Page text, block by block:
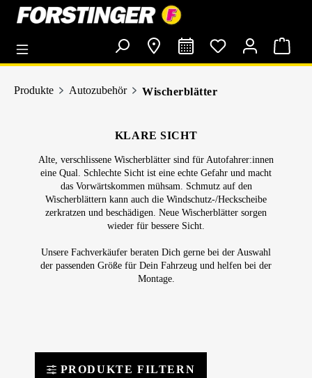
springen
Produkte Autozubehör Wischerblätter
KLARE SICHT
Alte, verschlissene Wischerblätter sind für Autofahrer:innen
eine Qual. Schlechte Sicht ist eine echte Gefahr und macht
das Vorwärtskommen mühsam. Schmutz auf den
Wischerblättern kann auch die Windschutz-/Heckscheibe
zerkratzen und beschädigen. Neue Wischerblätter sorgen
wieder für bessere Sicht.
Unsere Fachverkäufer beraten Dich gerne bei der Auswahl
der passenden Größe für Dein Fahrzeug und helfen bei der
Montage.
PRODUKTE FILTERN